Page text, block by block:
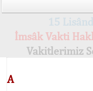
İmsâk Vakti
Vakitlerimiz
A